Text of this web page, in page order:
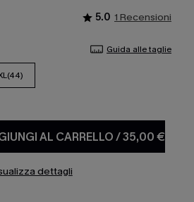
5.0 1 Recensioni
Guida alle taglie
AL CARRELLO/35,00 €
dettagli